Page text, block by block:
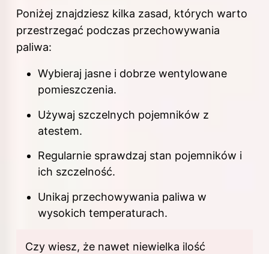
Poniżej znajdziesz kilka zasad, których warto
przestrzegać podczas przechowywania
paliwa:
Wybieraj jasne i dobrze wentylowane
pomieszczenia.
Używaj szczelnych pojemników z
atestem.
Regularnie sprawdzaj stan pojemników i
ich szczelność.
Unikaj przechowywania paliwa w
wysokich temperaturach.
Czy wiesz, że nawet niewielka ilość